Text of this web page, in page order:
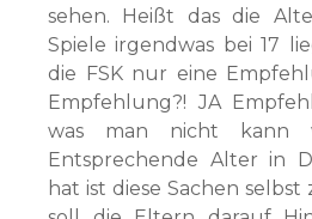
sehen. Heißt das die
Spiele irgendwas bei 17
die FSK nur eine
Empfehlung?! JA
was man nicht kann
Entsprechende Alter in
hat ist diese Sachen